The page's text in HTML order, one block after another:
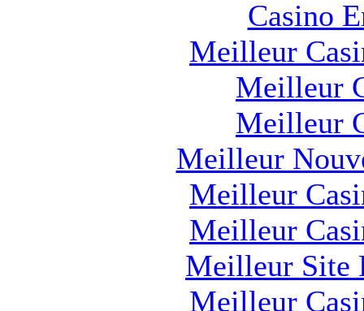
Casino
Meilleur
Meilleur
Meilleur
Meilleur
Meilleur
Meilleur
Meilleur Site
Meilleur